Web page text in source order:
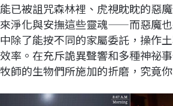
已被詛咒森林裡、虎視眈眈的惡
淨化與安撫這些靈魂——而惡魔
除了能按不同的家屬委託，操作
率。在充斥詭異聲響和多種神祕
師的生物們所施加的折磨，究竟